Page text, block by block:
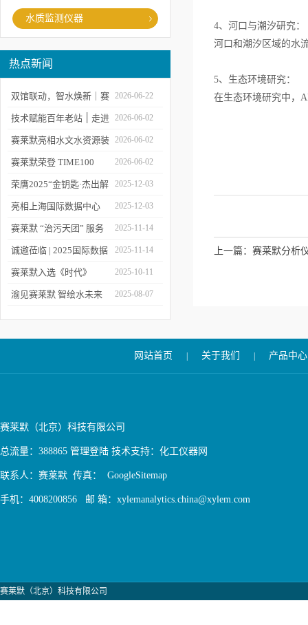
水质监测仪器
热点新闻
双馆联动，智水焕新｜赛
莱默精彩亮相2026上海世
环会
2026-06-22
技术赋能百年老站 ׀ 走进
都江堰：从千年治水智慧
到现代水文监测
2026-06-02
赛莱默亮相水文水资源装
备展 | 以数字化和智能化
技术赋能水文现代化建设
2026-06-02
赛莱默荣登 TIME100
2026 全球百强影响力企
业榜单
2026-06-02
荣膺2025“金钥匙·杰出解
决方案”！赛莱默青少年
水教育行动，浇灌可持续
发展未来
2025-12-03
亮相上海国际数据中心
展！赛莱默助力AI时代数
智未来
2025-12-03
赛莱默 “治污天团” 服务
亚洲污水处理厂
2025-11-14
诚邀莅临 | 2025国际数据
中心展
2025-11-14
赛莱默入选《时代》
“2025全球最佳公司”榜单
2025-10-11
渝见赛莱默 智绘水未来
城水科技新图景
2025-08-07
4、河口与潮汐研究：
河口和潮汐区域的水
5、生态环境研究：
在生态环境研究中，
上一篇： 赛莱默分析
网站首页 关于我们 产品中心
赛莱默（北京）科技有限公司
总流量：388865 管理登陆 技术支持： 化工仪器网
联系人：赛莱默 传真： GoogleSitemap
手机：4008200856 邮 箱：xylemanalytics.china@xylem.com
赛莱默（北京）科技有限公司